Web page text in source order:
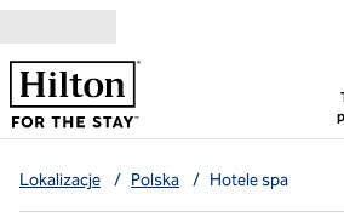
Lokalizacje / Polska / Hotele spa